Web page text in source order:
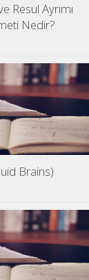
Resul Ayrımı
Nedir?
Brains)